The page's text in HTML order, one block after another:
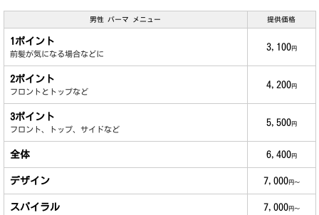
男性 パーマ メニュー 提供価格
1ポイント
前髪が気になる場合などに
3,100円
2ポイント
フロントとトップなど
4,200円
3ポイント
フロント、トップ、サイドなど
5,500円
全体 6,400円
デザイン 7,000円～
スパイラル 7,000円～